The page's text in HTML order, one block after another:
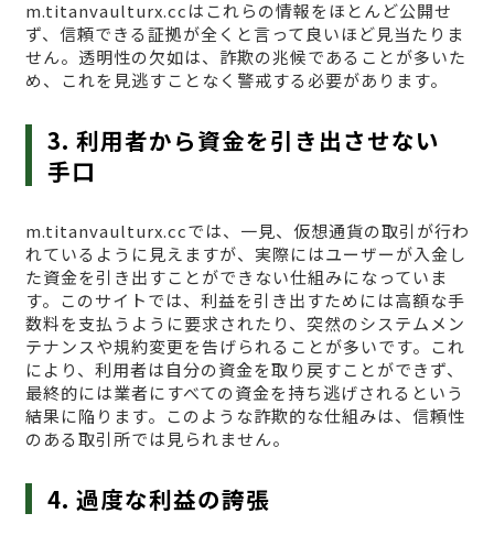
m.titanvaulturx.ccはこれらの情報をほとんど公開せ
ず、信頼できる証拠が全くと言って良いほど見当たりま
せん。透明性の欠如は、詐欺の兆候であることが多いた
め、これを見逃すことなく警戒する必要があります。
3. 利用者から資金を引き出させない
手口
m.titanvaulturx.ccでは、一見、仮想通貨の取引が行わ
れているように見えますが、実際にはユーザーが入金し
た資金を引き出すことができない仕組みになっていま
す。このサイトでは、利益を引き出すためには高額な手
数料を支払うように要求されたり、突然のシステムメン
テナンスや規約変更を告げられることが多いです。これ
により、利用者は自分の資金を取り戻すことができず、
最終的には業者にすべての資金を持ち逃げされるという
結果に陥ります。このような詐欺的な仕組みは、信頼性
のある取引所では見られません。
4. 過度な利益の誇張